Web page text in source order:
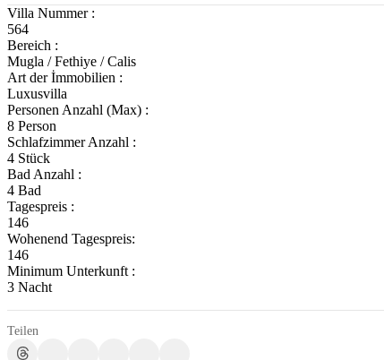
Villa Nummer :
564
Bereich :
Mugla / Fethiye / Calis
Art der İmmobilien :
Luxusvilla
Personen Anzahl (Max) :
8 Person
Schlafzimmer Anzahl :
4 Stück
Bad Anzahl :
4 Bad
Tagespreis :
146
Wohenend Tagespreis:
146
Minimum Unterkunft :
3 Nacht
Teilen